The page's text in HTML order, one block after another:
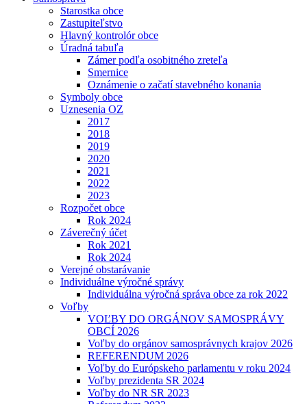
Starostka obce
Zastupiteľstvo
Hlavný kontrolór obce
Úradná tabuľa
Zámer podľa osobitného zreteľa
Smernice
Oznámenie o začatí stavebného konania
Symboly obce
Uznesenia OZ
2017
2018
2019
2020
2021
2022
2023
Rozpočet obce
Rok 2024
Záverečný účet
Rok 2021
Rok 2024
Verejné obstarávanie
Individuálne výročné správy
Individuálna výročná správa obce za rok 2022
Voľby
VOĽBY DO ORGÁNOV SAMOSPRÁVY
OBCÍ 2026
Voľby do orgánov samosprávnych krajov 2026
REFERENDUM 2026
Voľby do Európskeho parlamentu v roku 2024
Voľby prezidenta SR 2024
Voľby do NR SR 2023